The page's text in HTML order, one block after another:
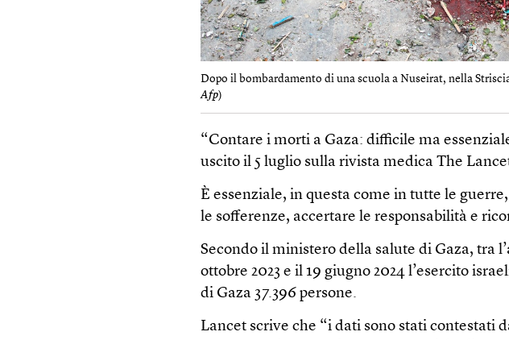
Dopo il bombardamento di una scuola a Nuseirat, nella
Afp)
“Contare i morti a Gaza: difficile ma
uscito il 5 luglio sulla rivista medica The
È essenziale, in questa come in tutte le
le sofferenze, accertare le responsabilità e
Secondo il ministero della salute di Gaza, tra
ottobre 2023 e il 19 giugno 2024 l’esercito
di Gaza 37.396 persone.
Lancet scrive che “i dati sono stati contestati